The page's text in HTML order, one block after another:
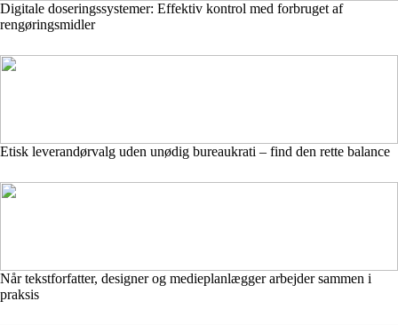
Digitale doseringssystemer: Effektiv kontrol med forbruget af
rengøringsmidler
Etisk leverandørvalg uden unødig bureaukrati – find den rette balance
Når tekstforfatter, designer og medieplanlægger arbejder sammen i
praksis